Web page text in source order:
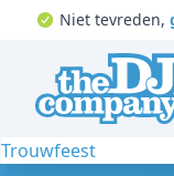
Niet tevreden,
Trouwfeest